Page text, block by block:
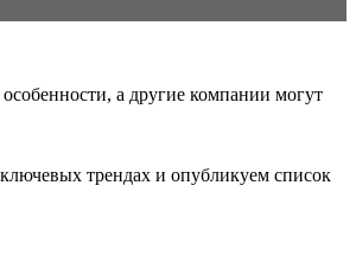
а другие компании могут
трендах и опубликуем список